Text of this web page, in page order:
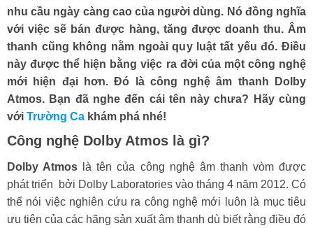
nhu cầu ngày càng cao của người dùng. Nó đồng nghĩa
với việc sẽ bán được hàng, tăng được doanh thu. Âm
thanh cũng không nằm ngoài quy luật tất yếu đó. Điều
này được thể hiện bằng việc ra đời của một công nghệ
mới hiện đại hơn. Đó là công nghệ âm thanh Dolby
Atmos. Bạn đã nghe đến cái tên này chưa? Hãy cùng
với Trường Ca khám phá nhé!
Công nghệ Dolby Atmos là gì?
Dolby Atmos là tên của công nghệ âm thanh vòm được
phát triển bởi Dolby Laboratories vào tháng 4 năm 2012. Có
thể nói việc nghiên cứu ra công nghệ mới luôn là mục tiêu
ưu tiên của các hãng sản xuất âm thanh dù biết rằng điều đó